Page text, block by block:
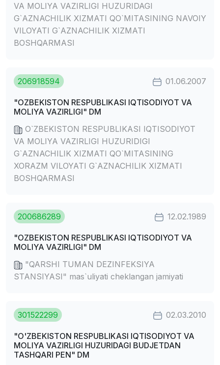
VA MOLIYA VAZIRLIGI HUZURIDAGI
G`AZNACHILIK XIZMATI QO`MITASINING NAVOIY
VILOYATI G`AZNACHILIK XIZMATI
BOSHQARMASI
206918594 01.06.2007
"OZBEKISTON RESPUBLIKASI IQTISODIYOT VA
MOLIYA VAZIRLIGI" DM
O`ZBEKISTON RESPUBLIKASI IQTISODIYOT
VA MOLIYA VAZIRLIGI HUZURIDIGI
G`AZNACHILIK XIZMATI QO`MITASINING
XORAZM VILOYATI G`AZNACHILIK XIZMATI
BOSHQARMASI
200686289 12.02.1989
"OZBEKISTON RESPUBLIKASI IQTISODIYOT VA
MOLIYA VAZIRLIGI" DM
"QARSHI TUMAN DEZINFEKSIYA
STANSIYASI" mas`uliyati cheklangan jamiyati
301522299 02.03.2010
"O'ZBEKISTON RESPUBLIKASI IQTISODIYOT VA
MOLIYA VAZIRLIGI HUZURIDAGI BUDJETDAN
TASHQARI PEN" DM